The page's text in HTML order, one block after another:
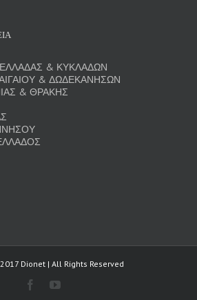
& ΚΥΚΛΑΔΩΝ
& ΔΩΔΕΚΑΝΗΣΩΝ
& ΘΡΑΚΗΣ
Dionet | All Rights Reserved
FacebookYouTube